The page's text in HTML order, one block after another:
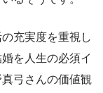
充実度を重視し
を人生の必須イ
弓さんの価値観